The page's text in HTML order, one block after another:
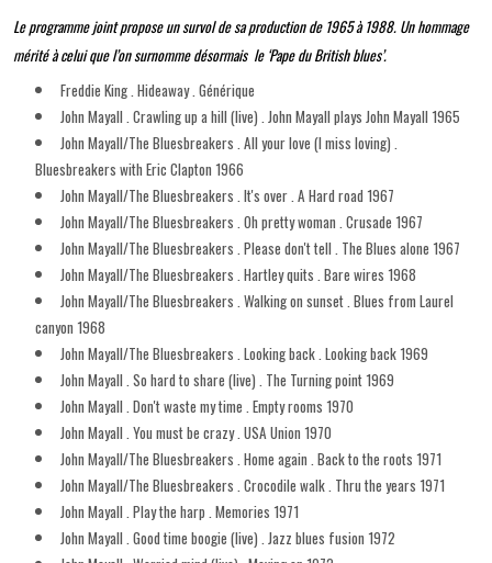
Le programme joint propose un survol de sa production de 1965 à 1988. Un hommage
mérité à celui que l’on surnomme désormais le ‘Pape du British blues’.
Freddie King . Hideaway . Générique
John Mayall . Crawling up a hill (live) . John Mayall plays John Mayall 1965
John Mayall/The Bluesbreakers . All your love (I miss loving) .
Bluesbreakers with Eric Clapton 1966
John Mayall/The Bluesbreakers . It's over . A Hard road 1967
John Mayall/The Bluesbreakers . Oh pretty woman . Crusade 1967
John Mayall/The Bluesbreakers . Please don't tell . The Blues alone 1967
John Mayall/The Bluesbreakers . Hartley quits . Bare wires 1968
John Mayall/The Bluesbreakers . Walking on sunset . Blues from Laurel
canyon 1968
John Mayall/The Bluesbreakers . Looking back . Looking back 1969
John Mayall . So hard to share (live) . The Turning point 1969
John Mayall . Don't waste my time . Empty rooms 1970
John Mayall . You must be crazy . USA Union 1970
John Mayall/The Bluesbreakers . Home again . Back to the roots 1971
John Mayall/The Bluesbreakers . Crocodile walk . Thru the years 1971
John Mayall . Play the harp . Memories 1971
John Mayall . Good time boogie (live) . Jazz blues fusion 1972